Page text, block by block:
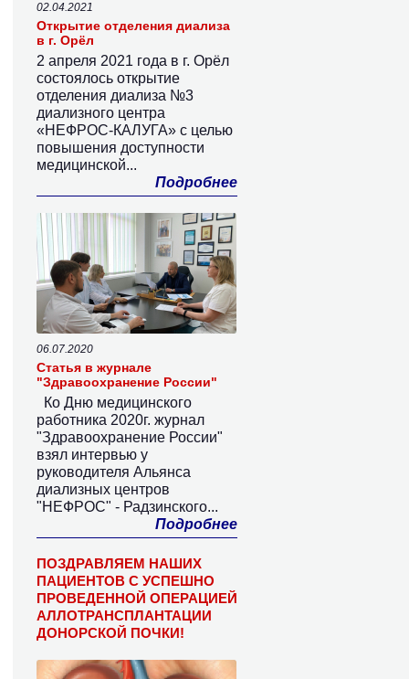
02.04.2021
Открытие отделения диализа
в г. Орёл
2 апреля 2021 года в г. Орёл
состоялось открытие
отделения диализа №3
диализного центра
«НЕФРОС-КАЛУГА» с целью
повышения доступности
медицинской...
Подробнее
06.07.2020
Статья в журнале
"Здравоохранение России"
Ко Дню медицинского
работника 2020г. журнал
"Здравоохранение России"
взял интервью у
руководителя Альянса
диализных центров
"НЕФРОС" - Радзинского...
Подробнее
ПОЗДРАВЛЯЕМ НАШИХ
ПАЦИЕНТОВ С УСПЕШНО
ПРОВЕДЕННОЙ ОПЕРАЦИЕЙ
АЛЛОТРАНСПЛАНТАЦИИ
ДОНОРСКОЙ ПОЧКИ!